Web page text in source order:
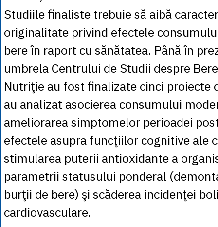
Studiile finaliste trebuie să aibă
originalitate privind efectele
bere în raport cu sănătatea. Până în
umbrela Centrului de Studii despre
Nutriţie au fost finalizate cinci proiecte
au analizat asocierea consumului
ameliorarea simptomelor perioadei
efectele asupra funcţiilor cognitive ale
stimularea puterii antioxidante a
parametrii statusului ponderal
burţii de bere) şi scăderea incidenţei
cardiovasculare.